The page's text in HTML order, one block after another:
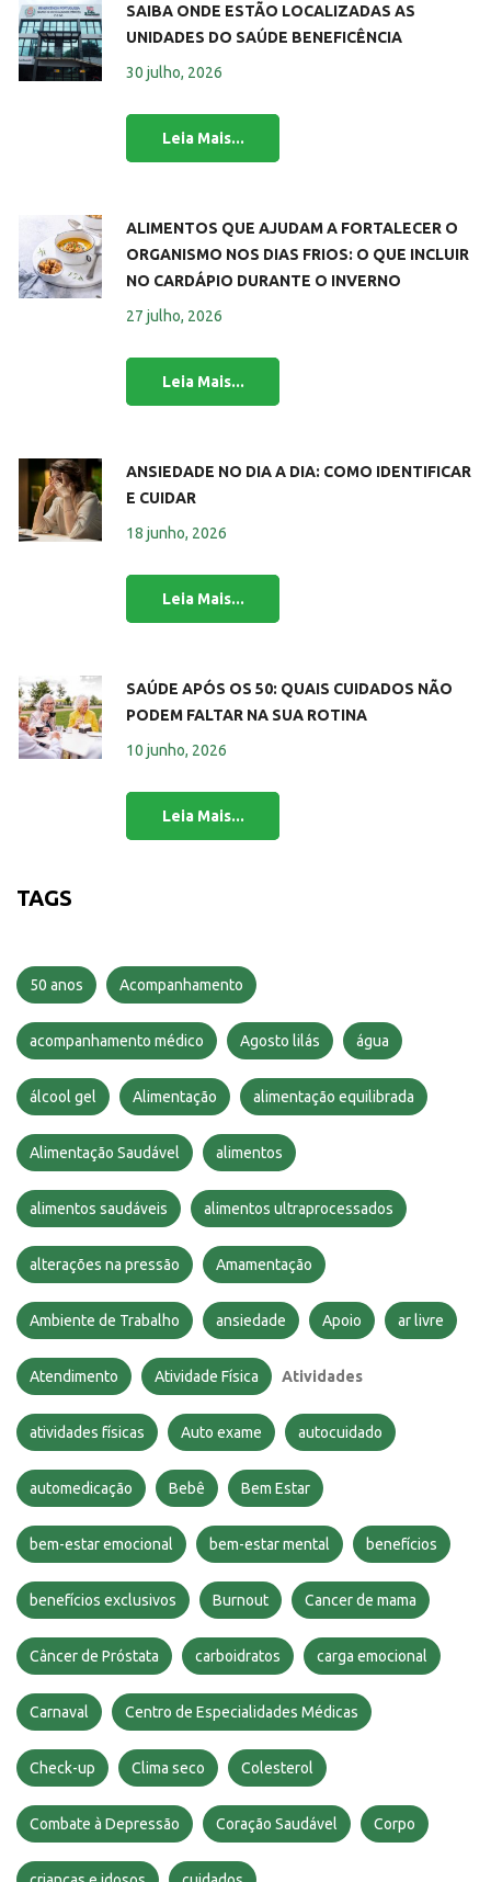
SAIBA ONDE ESTÃO LOCALIZADAS AS
UNIDADES DO SAÚDE BENEFICÊNCIA
30 julho, 2026
ALIMENTOS QUE AJUDAM A FORTALECER O
ORGANISMO NOS DIAS FRIOS: O QUE INCLUIR
NO CARDÁPIO DURANTE O INVERNO
27 julho, 2026
ANSIEDADE NO DIA A DIA: COMO IDENTIFICAR
E CUIDAR
18 junho, 2026
SAÚDE APÓS OS 50: QUAIS CUIDADOS NÃO
PODEM FALTAR NA SUA ROTINA
10 junho, 2026
TAGS
50 anos Acompanhamento
acompanhamento médico Agosto lilás água
álcool gel Alimentação alimentação equilibrada
Alimentação Saudável alimentos
alimentos saudáveis alimentos ultraprocessados
alterações na pressão Amamentação
Ambiente de Trabalho ansiedade Apoio ar livre
Atendimento Atividade Física Atividades
atividades físicas Auto exame autocuidado
automedicação Bebê Bem Estar
bem-estar emocional bem-estar mental benefícios
benefícios exclusivos Burnout Cancer de mama
Câncer de Próstata carboidratos carga emocional
Carnaval Centro de Especialidades Médicas
Check-up Clima seco Colesterol
Combate à Depressão Coração Saudável Corpo